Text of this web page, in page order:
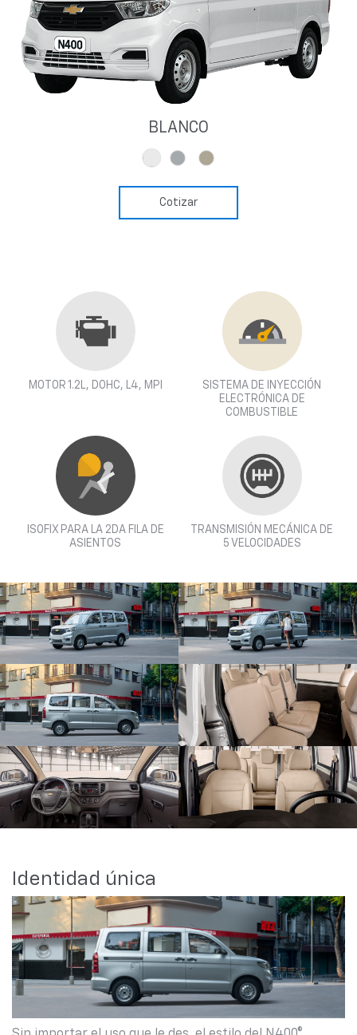
BLANCO
Cotizar
MOTOR 1.2L, DOHC, L4, MPI
SISTEMA DE INYECCIÓN
ELECTRÓNICA DE
COMBUSTIBLE
ISOFIX PARA LA 2DA FILA DE
ASIENTOS
TRANSMISIÓN MECÁNICA DE
5 VELOCIDADES
Identidad única